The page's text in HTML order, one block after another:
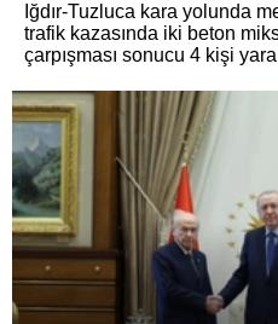
Iğdır-Tuzluca kara yolunda
trafik kazasında iki beton
çarpışması sonucu 4 kişi